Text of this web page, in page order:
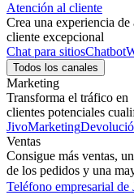
Atención al cliente
Crea una experiencia de
cliente excepcional
Chat para sitiosChatbot
Todos los canales
Marketing
Transforma el tráfico en
clientes potenciales
JivoMarketing
Ventas
Consigue más ventas,
de los pedidos y una
Teléfono empresarial de